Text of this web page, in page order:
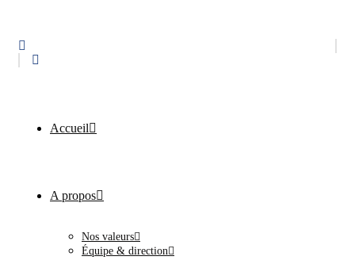
Accueil
A propos
Nos valeurs
Équipe & direction